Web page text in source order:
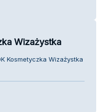
Wizażystka
Kosmetyczka Wizażystka